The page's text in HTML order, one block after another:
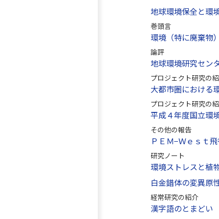
地球環境保全と環
巻頭言
環境（特に廃棄物
論評
地球環境研究セン
プロジェクト研究の
大都市圏における
プロジェクト研究の
平成４年度国立環
その他の報告
ＰＥＭ−Ｗｅｓｔ
研究ノート
環境ストレスと植
白金錯体の変異原
経常研究の紹介
漢字語のとまどい